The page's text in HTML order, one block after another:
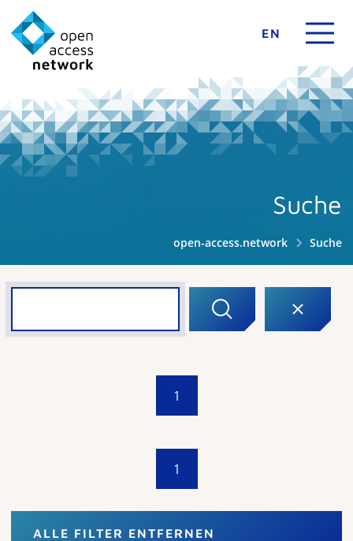
EN
Suche
open-access.network Suche
1
1
ALLE FILTER ENTFERNEN